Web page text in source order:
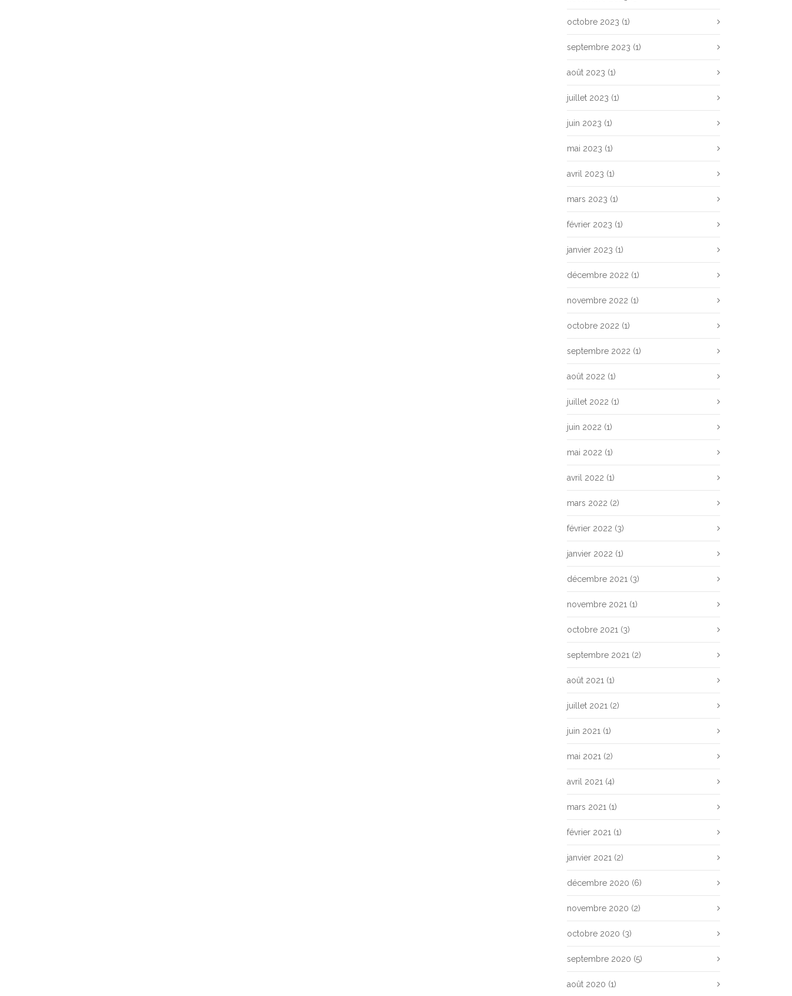
octobre 2023 (1)
septembre 2023 (1)
août 2023 (1)
juillet 2023 (1)
juin 2023 (1)
mai 2023 (1)
avril 2023 (1)
mars 2023 (1)
février 2023 (1)
janvier 2023 (1)
décembre 2022 (1)
novembre 2022 (1)
octobre 2022 (1)
septembre 2022 (1)
août 2022 (1)
juillet 2022 (1)
juin 2022 (1)
mai 2022 (1)
avril 2022 (1)
mars 2022 (2)
février 2022 (3)
janvier 2022 (1)
décembre 2021 (3)
novembre 2021 (1)
octobre 2021 (3)
septembre 2021 (2)
août 2021 (1)
juillet 2021 (2)
juin 2021 (1)
mai 2021 (2)
avril 2021 (4)
mars 2021 (1)
février 2021 (1)
janvier 2021 (2)
décembre 2020 (6)
novembre 2020 (2)
octobre 2020 (3)
septembre 2020 (5)
août 2020 (1)